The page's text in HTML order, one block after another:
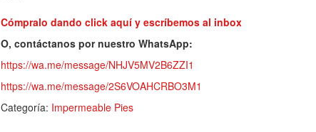
Cómpralo dando click aquí y escríbemos al inbox
O, contáctanos por nuestro WhatsApp:
https://wa.me/message/NHJV5MV2B6ZZI1
https://wa.me/message/2S6VOAHCRBO3M1
Categoría: Impermeable Pies